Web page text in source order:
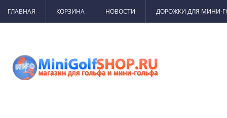
ГЛАВНАЯ КОРЗИНА НОВОСТИ ДОРОЖКИ ДЛЯ МИНИ-